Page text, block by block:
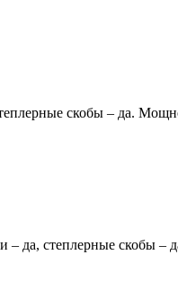
скобы – да.
– да, степлерные скобы –